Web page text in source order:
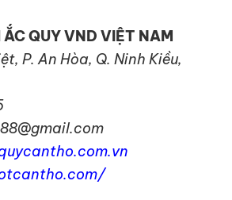
QUY VND VIỆT NAM
P. An Hòa, Q. Ninh Kiều,